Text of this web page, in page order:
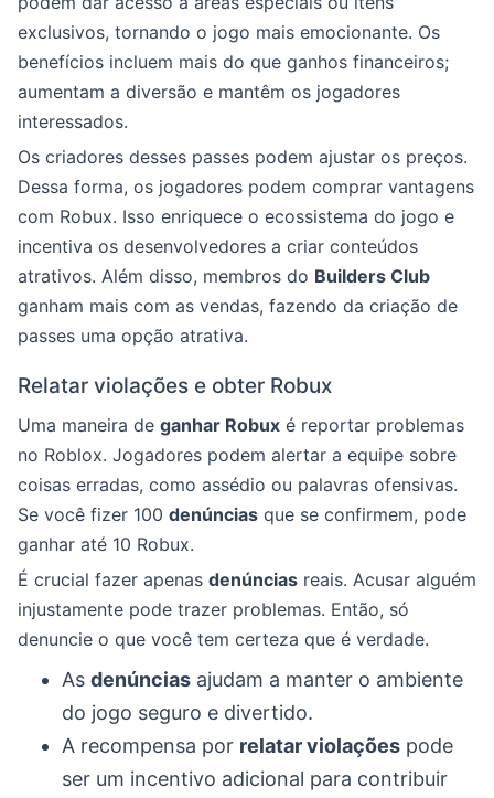
exclusivos, tornando o jogo mais emocionante. Os
benefícios incluem mais do que ganhos financeiros;
aumentam a diversão e mantêm os jogadores
interessados.
Os criadores desses passes podem ajustar os preços.
Dessa forma, os jogadores podem comprar vantagens
com Robux. Isso enriquece o ecossistema do jogo e
incentiva os desenvolvedores a criar conteúdos
atrativos. Além disso, membros do Builders Club
ganham mais com as vendas, fazendo da criação de
passes uma opção atrativa.
Relatar violações e obter Robux
Uma maneira de ganhar Robux é reportar problemas
no Roblox. Jogadores podem alertar a equipe sobre
coisas erradas, como assédio ou palavras ofensivas.
Se você fizer 100 denúncias que se confirmem, pode
ganhar até 10 Robux.
É crucial fazer apenas denúncias reais. Acusar alguém
injustamente pode trazer problemas. Então, só
denuncie o que você tem certeza que é verdade.
As denúncias ajudam a manter o ambiente
do jogo seguro e divertido.
A recompensa por relatar violações pode
ser um incentivo adicional para contribuir